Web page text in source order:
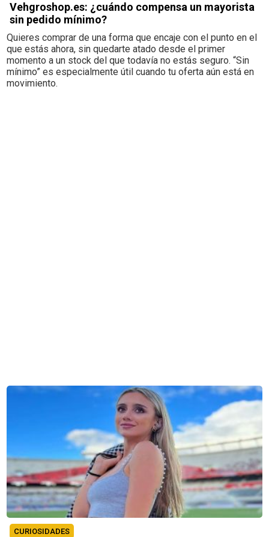
Vehgroshop.es: ¿cuándo compensa un mayorista
sin pedido mínimo?
Quieres comprar de una forma que encaje con el punto en el
que estás ahora, sin quedarte atado desde el primer
momento a un stock del que todavía no estás seguro. “Sin
mínimo” es especialmente útil cuando tu oferta aún está en
movimiento.
CURIOSIDADES